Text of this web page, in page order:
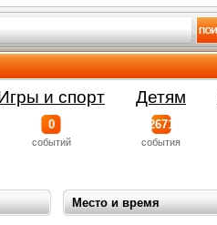
и спорт
0
событий
Детям
2671
события
Место и время